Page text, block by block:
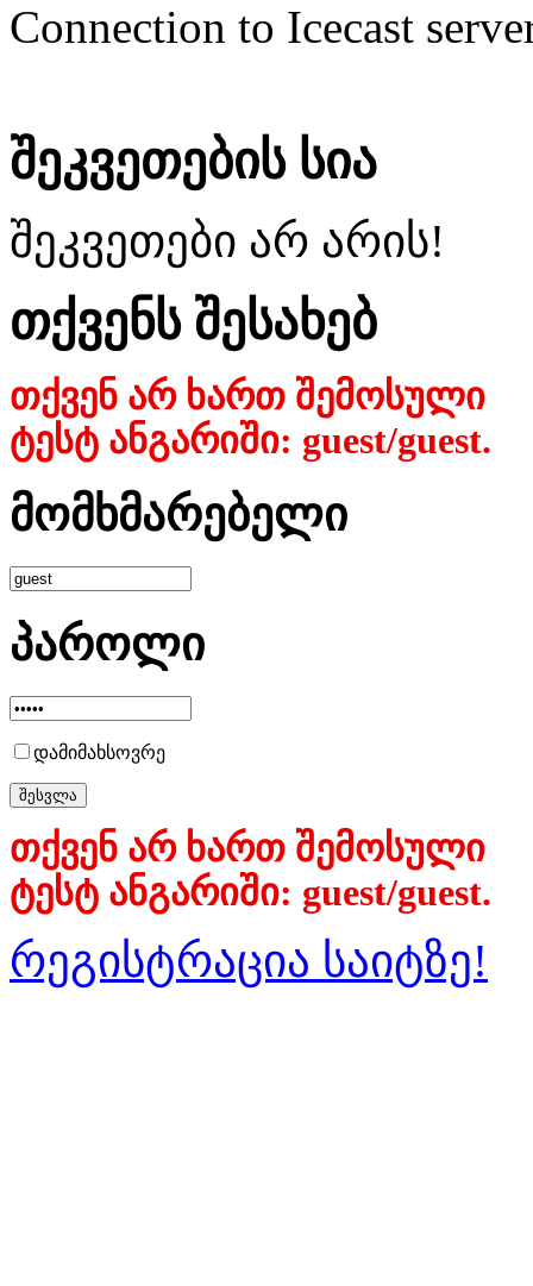
Connection to Icecast
შეკვეთების სია
შეკვეთები არ არის!
თქვენს შესახებ
თქვენ არ ხართ შემოსული
ტესტ ანგარიში: guest/guest.
მომხმარებელი
პაროლი
დამიმახსოვრე
თქვენ არ ხართ შემოსული
ტესტ ანგარიში: guest/guest.
რეგისტრაცია საიტზე!